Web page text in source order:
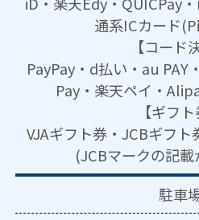
通系ICカード
【コード
PayPay・d払い・au PAY
Pay・楽天ペイ・
【ギフト
VJAギフト券・JCBギフ
(JCBマークの記
駐車